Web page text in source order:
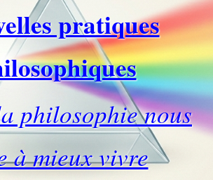
pratiques
philosophie nous
à mieux vivre